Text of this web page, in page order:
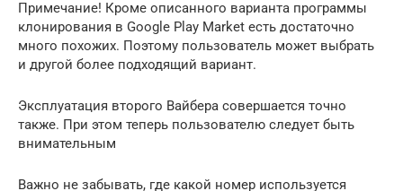
Примечание! Кроме описанного варианта программы
клонирования в Google Play Market есть достаточно
много похожих. Поэтому пользователь может выбрать
и другой более подходящий вариант.
Эксплуатация второго Вайбера совершается точно
также. При этом теперь пользователю следует быть
внимательным
Важно не забывать, где какой номер используется